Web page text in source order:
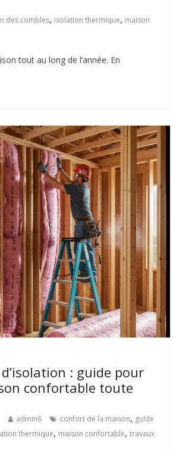
des combles, isolation thermique, maison
tout au long de l’année. En
: guide pour
confortable toute
admin6 confort de la maison, guide
thermique, maison confortable,travaux